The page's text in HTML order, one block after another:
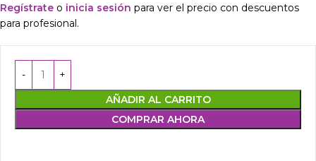
Regístrate o inicia sesión para ver el precio con descuentos
para profesional.
AÑADIR AL CARRITO
COMPRAR AHORA